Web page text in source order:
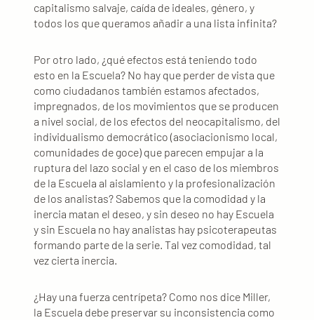
capitalismo salvaje, caída de ideales, género, y
todos los que queramos añadir a una lista infinita?
Por otro lado, ¿qué efectos está teniendo todo
esto en la Escuela? No hay que perder de vista que
como ciudadanos también estamos afectados,
impregnados, de los movimientos que se producen
a nivel social, de los efectos del neocapitalismo, del
individualismo democrático (asociacionismo local,
comunidades de goce) que parecen empujar a la
ruptura del lazo social y en el caso de los miembros
de la Escuela al aislamiento y la profesionalización
de los analistas? Sabemos que la comodidad y la
inercia matan el deseo, y sin deseo no hay Escuela
y sin Escuela no hay analistas hay psicoterapeutas
formando parte de la serie. Tal vez comodidad, tal
vez cierta inercia.
¿Hay una fuerza centrípeta? Como nos dice Miller,
la Escuela debe preservar su inconsistencia como